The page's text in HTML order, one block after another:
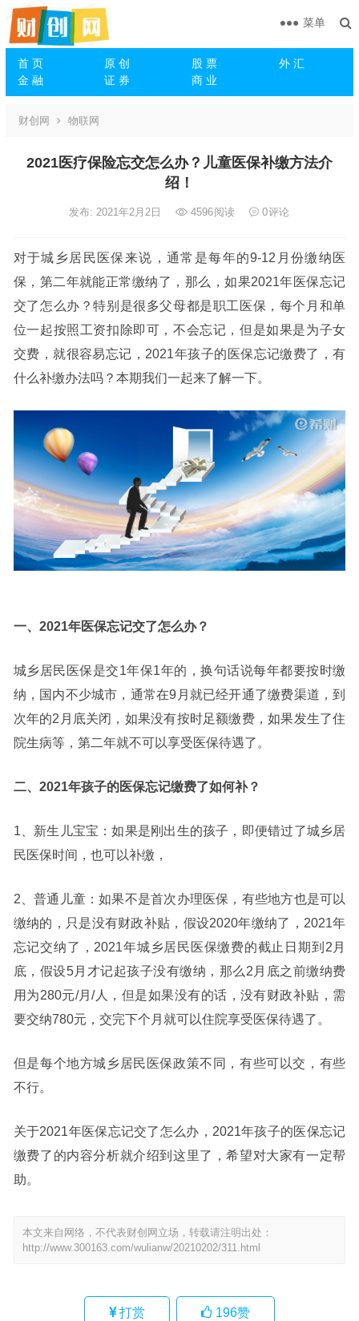
首 页 原 创 股 票
外 汇
金 融
证 券 商 业
菜单
财创网 物联网
2021医疗保险忘交怎么办？儿童医保补缴方法介
绍！
发布: 2021年2月2日 4596阅读 0评论
对于城乡居民医保来说，通常是每年的9-12月份缴纳医
保，第二年就能正常缴纳了，那么，如果2021年医保忘记
交了怎么办？特别是很多父母都是职工医保，每个月和单
位一起按照工资扣除即可，不会忘记，但是如果是为子女
交费，就很容易忘记，2021年孩子的医保忘记缴费了，有
什么补缴办法吗？本期我们一起来了解一下。
一、2021年医保忘记交了怎么办？
城乡居民医保是交1年保1年的，换句话说每年都要按时缴
纳，国内不少城市，通常在9月就已经开通了缴费渠道，到
次年的2月底关闭，如果没有按时足额缴费，如果发生了住
院生病等，第二年就不可以享受医保待遇了。
二、2021年孩子的医保忘记缴费了如何补？
1、新生儿宝宝：如果是刚出生的孩子，即便错过了城乡居
民医保时间，也可以补缴，
2、普通儿童：如果不是首次办理医保，有些地方也是可以
缴纳的，只是没有财政补贴，假设2020年缴纳了，2021年
忘记交纳了，2021年城乡居民医保缴费的截止日期到2月
底，假设5月才记起孩子没有缴纳，那么2月底之前缴纳费
用为280元/月/人，但是如果没有的话，没有财政补贴，需
要交纳780元，交完下个月就可以住院享受医保待遇了。
但是每个地方城乡居民医保政策不同，有些可以交，有些
不行。
关于2021年医保忘记交了怎么办，2021年孩子的医保忘记
缴费了的内容分析就介绍到这里了，希望对大家有一定帮
助。
本文来自网络，不代表财创网立场，转载请注明出处：
http://www.300163.com/wulianw/20210202/311.html
打赏 196赞